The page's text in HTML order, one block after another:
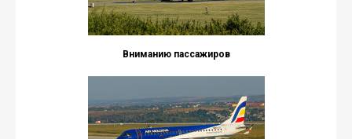
Вниманию пассажиров